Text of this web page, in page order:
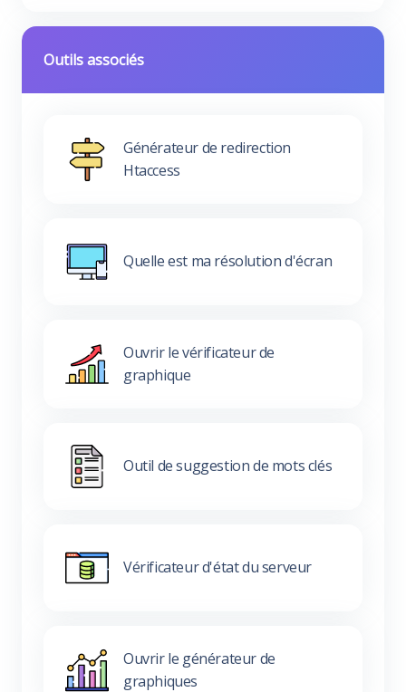
Outils associés
Générateur de redirection
Htaccess
Quelle est ma résolution d'écran
Ouvrir le vérificateur de
graphique
Outil de suggestion de mots clés
Vérificateur d'état du serveur
Ouvrir le générateur de
graphiques